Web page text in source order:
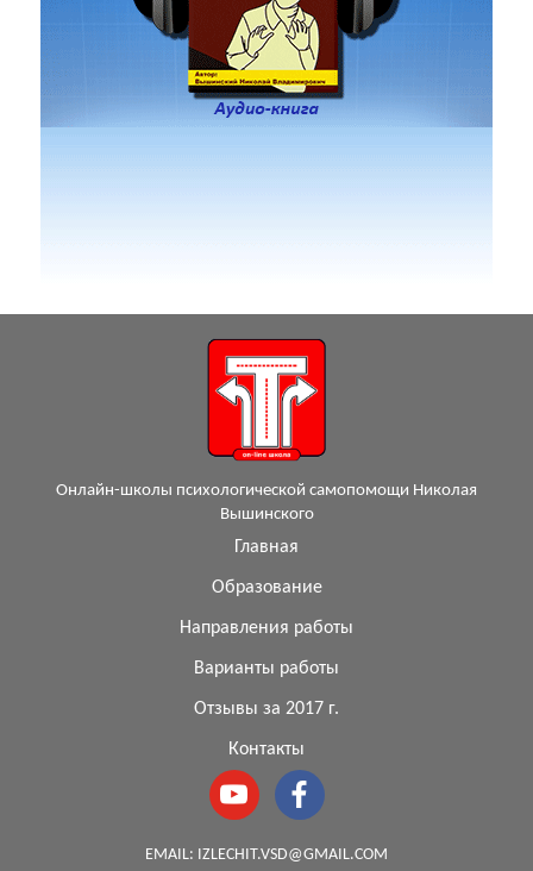
Онлайн-школы психологической самопомощи Николая
Вышинского
Главная
Образование
Направления работы
Варианты работы
Отзывы за 2017 г.
Контакты
EMAIL: IZLECHIT.VSD@GMAIL.COM